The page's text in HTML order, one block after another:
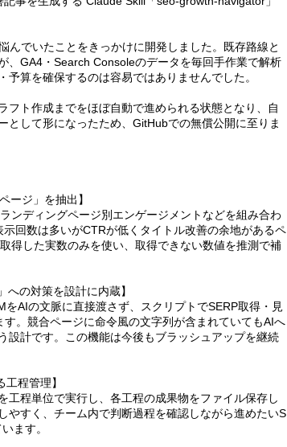
んでいたことをきっかけに開発しました。既存路線と
、GA4・Search Consoleのデータを毎回手作業で解析
算を確保するのは容易ではありませんでした。
フト作成までをほぼ自動で進められる状態となり、自
して形になったため、GitHubでの無償公開に至りま
ージ」を抽出】
ンディングページ別エンゲージメントなどを組み合わ
回数は多いがCTRが低くタイトル改善の余地があるペ
得した実数のみを使い、取得できない数値を推測で補
への対策を設計に内蔵】
AIの文脈に直接渡さず、スクリプトでSERP取得・見
。競合ページに命令風の文字列が含まれていてもAIへ
設計です。この機能は今後もブラッシュアップを継続
程管理】
工程単位で実行し、各工程の成果物をファイル保存し
やすく、チーム内で判断過程を確認しながら進めたいS
ます。